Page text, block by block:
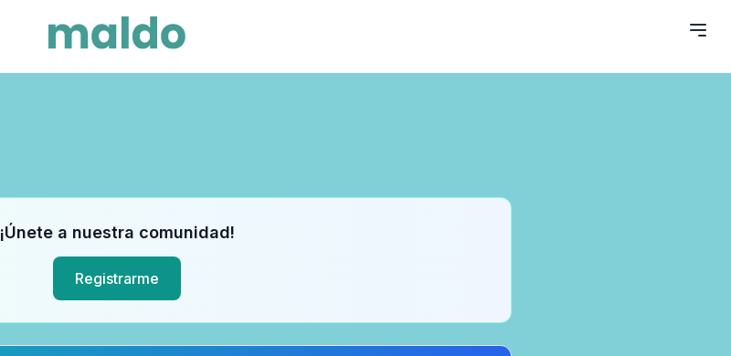
¡Únete a nuestra comunidad!
Registrarme